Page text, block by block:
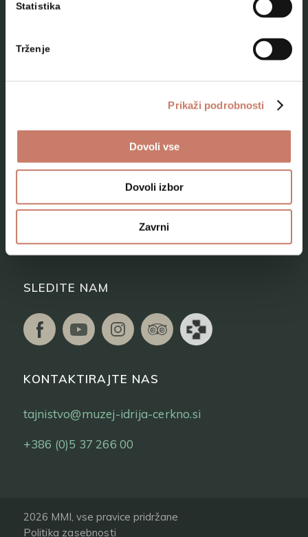
Statistika
Trženje
Prikaži podrobnosti
Dovoli vse
Dovoli izbor
Zavrni
Kam na izlet
Programi za skupine odraslih
Kje smo
SLEDITE NAM
KONTAKTIRAJTE NAS
tajnistvo@muzej-idrija-cerkno.si
+386 (0)5 37 266 00
2026 MMI, vse pravice pridržane
Politika zasebnosti